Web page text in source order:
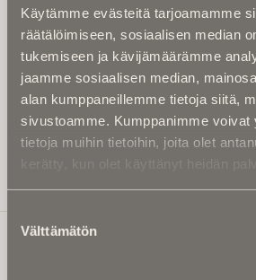
Käytämme evästeitä tarjoamamme
räätälöimiseen, sosiaalisen median
tukemiseen ja kävijämäärämme
jaamme sosiaalisen median,
alan kumppaneillemme tietoja siitä,
sivustoamme. Kumppanimme voivat
tietoja muihin tietoihin, joita olet
kerätty, kun olet käyttänyt heidän
valinta
Välttämätön
etteivät kiinnostavat artikkelit jää
Uutiskirje on maksuton eikä se
Kirjoita tähän sähköpostiosoite, johon
tulevan:
Tilaa Uutiskirje
Ikuisuusmedia